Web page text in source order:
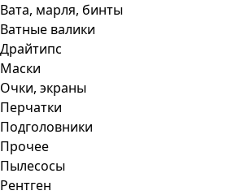
Вата, марля, бинты
Ватные валики
Драйтипс
Маски
Очки, экраны
Перчатки
Подголовники
Прочее
Пылесосы
Рентген